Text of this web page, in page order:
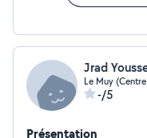
Jrad
Le Muy
-/5
Présentation